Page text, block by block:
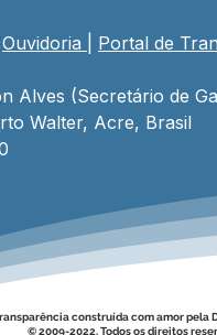
Ouvidoria Portal de
Alves (Secretário de
Walter, Acre, Brasil
construída com amor pela
© 2009-2022. Todos os direitos